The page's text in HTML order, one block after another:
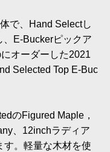
で、Hand Selectし
E-Buckerピックア
オーダーした2021
Selected Top E-Buc
のFigured Maple，
、12inchラディア
す。軽量な木材を使